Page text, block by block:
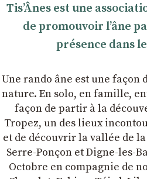
TisʼÂnes est une
de promouvoir lʼâne
présence dans
Une rando âne est une
nature. En solo, en famille,
façon de partir à la
Tropez, un des lieux
et de découvrir la vallée de
Serre-Ponçon et Digne-les-
Octobre en compagnie de